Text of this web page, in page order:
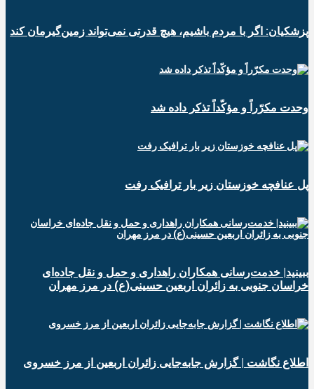
پزشکیان: اگر با مردم باشیم، هیچ قدرتی نمی‌تواند زمین‌گیرمان کند
وحدت مکرّراً و مؤکّداً تذکر داده شد
پل عنافچه خوزستان زیر بار ترافیک رفت
ببینید| خدمت‌رسانی همکاران راهداری و حمل و نقل جاده‌ای
خراسان جنوبی به زائران اربعین حسینی(ع) در مرز مهران
️اطلاع نگاشت | گزارش جابه‌جایی زائران اربعین از مرز خسروی